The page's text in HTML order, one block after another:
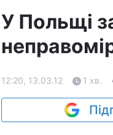
У Польщі
12:20, 13.03.12 1 хв.